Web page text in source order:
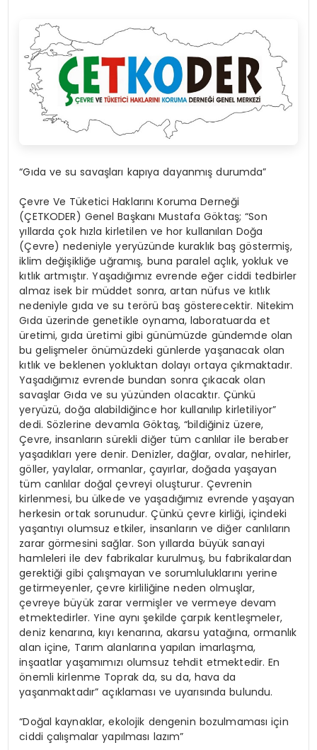
“Gıda ve su savaşları kapıya dayanmış durumda”
Çevre Ve Tüketici Haklarını Koruma Derneği
(ÇETKODER) Genel Başkanı Mustafa Göktaş; “Son
yıllarda çok hızla kirletilen ve hor kullanılan Doğa
(Çevre) nedeniyle yeryüzünde kuraklık baş göstermiş,
iklim değişikliğe uğramış, buna paralel açlık, yokluk ve
kıtlık artmıştır. Yaşadığımız evrende eğer ciddi tedbirler
almaz isek bir müddet sonra, artan nüfus ve kıtlık
nedeniyle gıda ve su terörü baş gösterecektir. Nitekim
Gıda üzerinde genetikle oynama, laboratuarda et
üretimi, gıda üretimi gibi günümüzde gündemde olan
bu gelişmeler önümüzdeki günlerde yaşanacak olan
kıtlık ve beklenen yokluktan dolayı ortaya çıkmaktadır.
Yaşadığımız evrende bundan sonra çıkacak olan
savaşlar Gıda ve su yüzünden olacaktır. Çünkü
yeryüzü, doğa alabildiğince hor kullanılıp kirletiliyor”
dedi. Sözlerine devamla Göktaş, “bildiğiniz üzere,
Çevre, insanların sürekli diğer tüm canlılar ile beraber
yaşadıkları yere denir. Denizler, dağlar, ovalar, nehirler,
göller, yaylalar, ormanlar, çayırlar, doğada yaşayan
tüm canlılar doğal çevreyi oluşturur. Çevrenin
kirlenmesi, bu ülkede ve yaşadığımız evrende yaşayan
herkesin ortak sorunudur. Çünkü çevre kirliği, içindeki
yaşantıyı olumsuz etkiler, insanların ve diğer canlıların
zarar görmesini sağlar. Son yıllarda büyük sanayi
hamleleri ile dev fabrikalar kurulmuş, bu fabrikalardan
gerektiği gibi çalışmayan ve sorumluluklarını yerine
getirmeyenler, çevre kirliliğine neden olmuşlar,
çevreye büyük zarar vermişler ve vermeye devam
etmektedirler. Yine aynı şekilde çarpık kentleşmeler,
deniz kenarına, kıyı kenarına, akarsu yatağına, ormanlık
alan içine, Tarım alanlarına yapılan imarlaşma,
inşaatlar yaşamımızı olumsuz tehdit etmektedir. En
önemli kirlenme Toprak da, su da, hava da
yaşanmaktadır” açıklaması ve uyarısında bulundu.
“Doğal kaynaklar, ekolojik dengenin bozulmaması için
ciddi çalışmalar yapılması lazım”